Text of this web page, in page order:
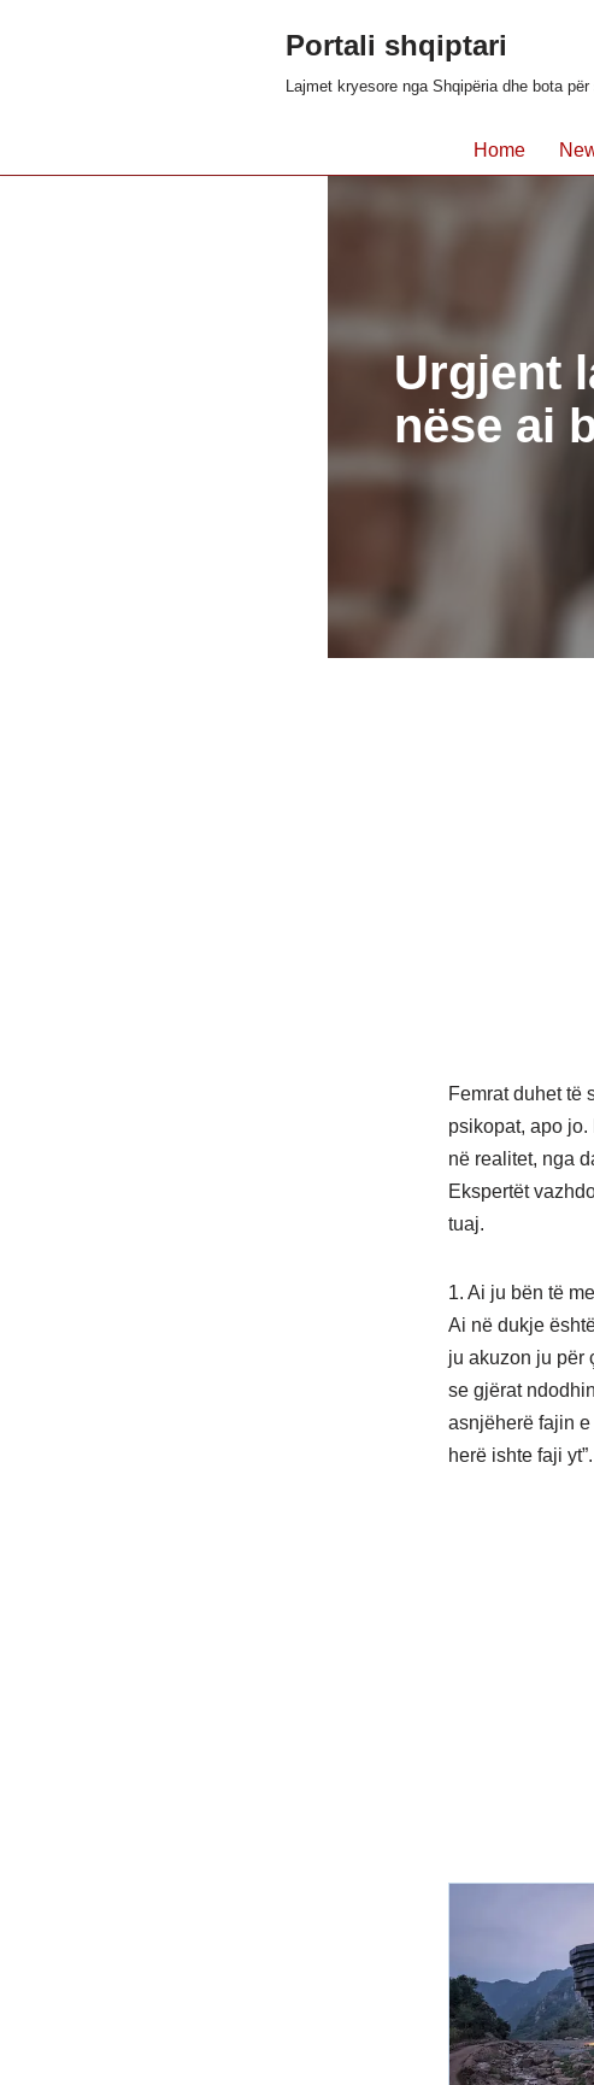
Portali shqiptari
Lajmet kryesore nga Shqipëria dhe bota
Home
Urgjent
nëse ai
Femrat duhet të
psikopat, apo
në realitet, nga
Ekspertët
tuaj.
1. Ai ju bën të
Ai në dukje
ju akuzon ju për
se gjërat
asnjëherë fajin e
herë ishte faji yt”.